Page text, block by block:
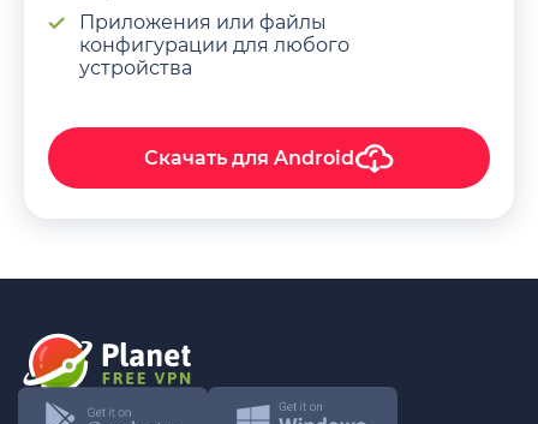
Приложения или файлы
конфигурации для любого
устройства
Скачать для Android